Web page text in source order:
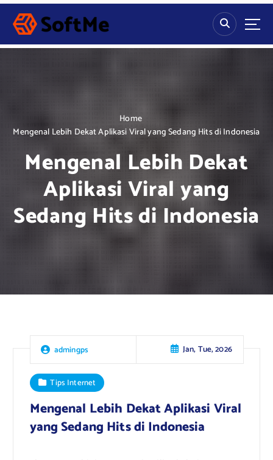
S
p
Home
Mengenal Lebih Dekat Aplikasi Viral yang Sedang Hits di Indonesia
Mengenal Lebih Dekat
Aplikasi Viral yang
Sedang Hits di Indonesia
admingps Jan, Tue, 2026
Tips Internet
Mengenal Lebih Dekat Aplikasi Viral
yang Sedang Hits di Indonesia